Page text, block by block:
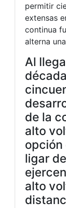
permitir
extensas
continua
alterna
Al
de la
alto
opción
ligar
alto